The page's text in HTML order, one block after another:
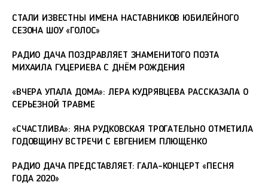
СТАЛИ ИЗВЕСТНЫ ИМЕНА НАСТАВНИКОВ ЮБИЛЕЙНОГО
СЕЗОНА ШОУ «ГОЛОС»
РАДИО ДАЧА ПОЗДРАВЛЯЕТ ЗНАМЕНИТОГО ПОЭТА
МИХАИЛА ГУЦЕРИЕВА С ДНЁМ РОЖДЕНИЯ
«ВЧЕРА УПАЛА ДОМА»: ЛЕРА КУДРЯВЦЕВА РАССКАЗАЛА О
СЕРЬЕЗНОЙ ТРАВМЕ
«СЧАСТЛИВА»: ЯНА РУДКОВСКАЯ ТРОГАТЕЛЬНО ОТМЕТИЛА
ГОДОВЩИНУ ВСТРЕЧИ С ЕВГЕНИЕМ ПЛЮЩЕНКО
РАДИО ДАЧА ПРЕДСТАВЛЯЕТ: ГАЛА-КОНЦЕРТ «ПЕСНЯ
ГОДА 2020»